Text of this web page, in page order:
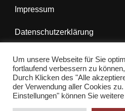
Impressum
Datenschutzerklärung
© Copyright 2026Hilfe für
vorbehalten. Yummy Recipe
Um unsere Webseite für Sie
fortlaufend verbessern zu
Durch Klicken des "Alle
der Verwendung aller Cookies
Einstellungen" können Sie